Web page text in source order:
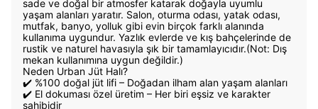
sade ve doğal bir atmosfer katarak doğayla uyumlu
yaşam alanları yaratır. Salon, oturma odası, yatak odası,
mutfak, banyo, yolluk gibi evin birçok farklı alanında
kullanıma uygundur. Yazlık evlerde ve kış bahçelerinde de
rustik ve naturel havasıyla şık bir tamamlayıcıdır.(Not: Dış
mekan kullanımına uygun değildir.)
Neden Urban Jüt Halı?
✔️ %100 doğal jüt lifi – Doğadan ilham alan yaşam alanları
✔️ El dokuması özel üretim – Her biri eşsiz ve karakter
sahibidir